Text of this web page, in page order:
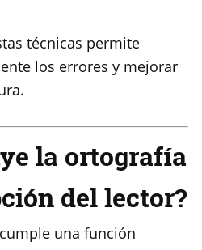
técnicas permite
los errores y mejorar
la ortografía
del lector?
una función